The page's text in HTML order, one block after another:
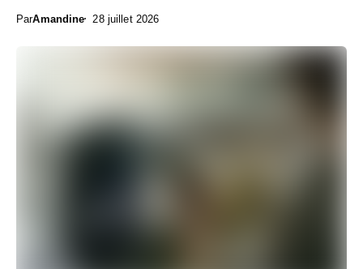
ParAmandine 28 juillet 2026